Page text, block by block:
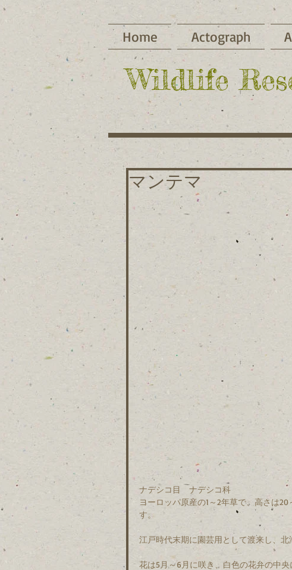
Home Actograph
​Wildlife
マンテマ
ナデシコ目　ナデシコ科
ヨーロッパ原産の1～2年草で、高さは
す。
江戸時代末期に園芸用として渡来し、北
花は5月～6月に咲き、白色の花弁の中